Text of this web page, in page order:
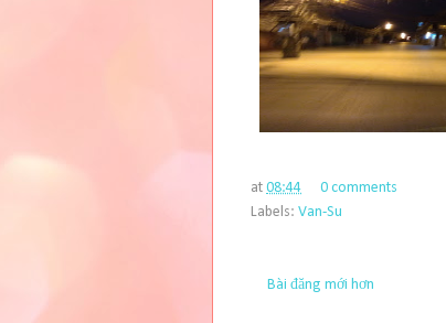
at 08:44
0 comments
Labels: Van-Su
Bài đăng mới hơn